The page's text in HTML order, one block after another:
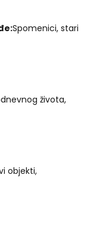
Spomenici, stari
života,
objekti,